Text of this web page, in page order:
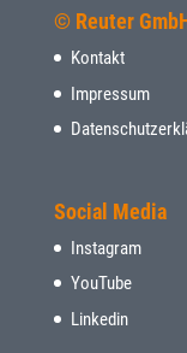
© Reuter
Kontakt
Impressum
Social Media
Instagram
YouTube
Linkedin